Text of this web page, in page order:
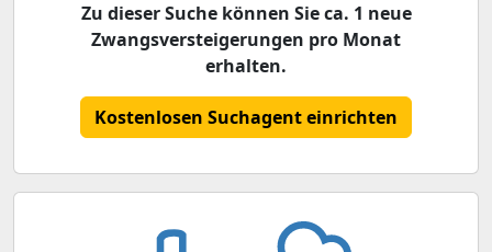
Zu dieser Suche können Sie ca. 1 neue
Zwangsversteigerungen pro Monat
erhalten.
Kostenlosen Suchagent einrichten